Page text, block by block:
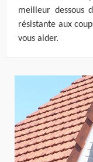
meilleur dessous
résistante aux
vous aider.